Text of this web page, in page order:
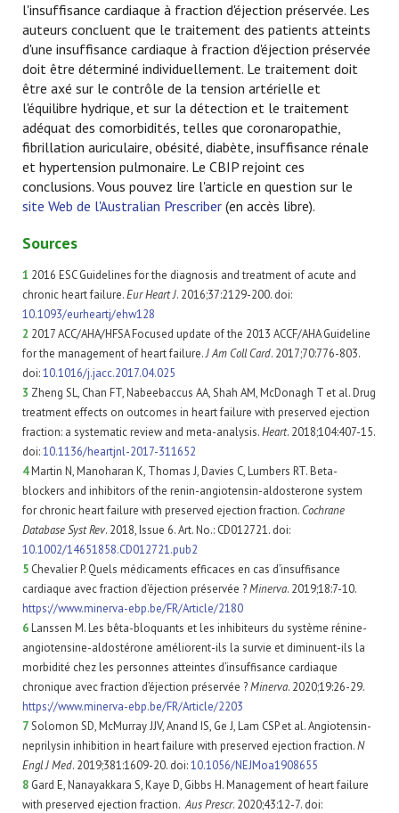
l'insuffisance cardiaque à fraction d'éjection préservée. Les
auteurs concluent que le traitement des patients atteints
d'une insuffisance cardiaque à fraction d'éjection préservée
doit être déterminé individuellement. Le traitement doit
être axé sur le contrôle de la tension artérielle et
l'équilibre hydrique, et sur la détection et le traitement
adéquat des comorbidités, telles que coronaropathie,
fibrillation auriculaire, obésité, diabète, insuffisance rénale
et hypertension pulmonaire. Le CBIP rejoint ces
conclusions. Vous pouvez lire l'article en question sur le
site Web de l'Australian Prescriber (en accès libre).
Sources
1 2016 ESC Guidelines for the diagnosis and treatment of acute and
chronic heart failure.Eur Heart J. 2016;37:2129-200. doi:
10.1093/eurheartj/ehw128
2 2017 ACC/AHA/HFSA Focused update of the 2013 ACCF/AHA Guideline
for the management of heart failure.J Am Coll Card. 2017;70:776-803.
doi:10.1016/j.jacc.2017.04.025
3 Zheng SL, Chan FT, Nabeebaccus AA, Shah AM, McDonagh T et al. Drug
treatment effects on outcomes in heart failure with preserved ejection
fraction: a systematic review and meta-analysis.Heart. 2018;104:407-15.
doi:10.1136/heartjnl-2017-311652
4Martin N, Manoharan K, Thomas J, Davies C, Lumbers RT. Beta-
blockers and inhibitors of the renin-angiotensin-aldosterone system
for chronic heart failure with preserved ejection fraction. Cochrane
Database Syst Rev. 2018, Issue 6. Art. No.: CD012721. doi:
10.1002/14651858.CD012721.pub2
5 Chevalier P. Quels médicaments efficaces en cas d’insuffisance
cardiaque avec fraction d’éjection préservée ?Minerva. 2019;18:7-10.
https://www.minerva-ebp.be/FR/Article/2180
6Lanssen M. Les bêta-bloquants et les inhibiteurs du système rénine-
angiotensine-aldostérone améliorent-ils la survie et diminuent-ils la
morbidité chez les personnes atteintes d’insuffisance cardiaque
chronique avec fraction d’éjection préservée ?Minerva. 2020;19:26-29.
https://www.minerva-ebp.be/FR/Article/2203
7Solomon SD, McMurray JJV, Anand IS, Ge J, Lam CSP et al. Angiotensin-
neprilysin inhibition in heart failure with preserved ejection fraction.N
Engl J Med. 2019;381:1609-20. doi:10.1056/NEJMoa1908655
8 Gard E, Nanayakkara S, Kaye D, Gibbs H. Management of heart failure
with preserved ejection fraction. Aus Prescr. 2020;43:12-7. doi: